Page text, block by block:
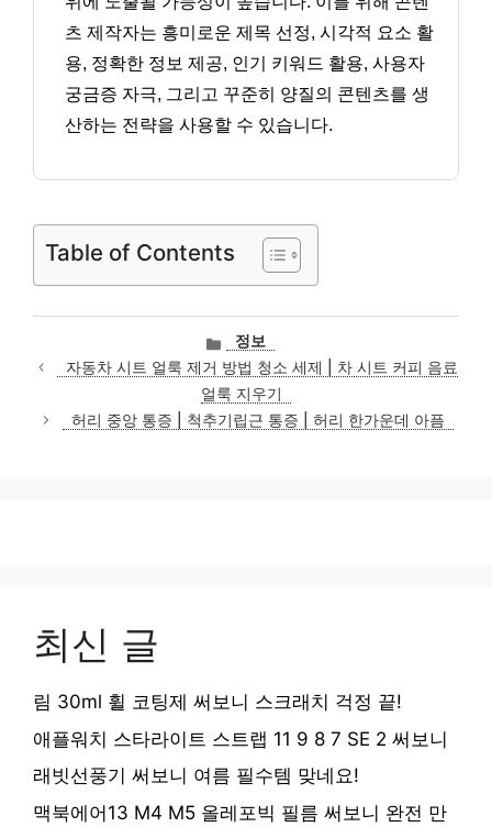
츠 제작자는 흥미로운 제목 선정, 시각적 요소 활
용, 정확한 정보 제공, 인기 키워드 활용, 사용자
궁금증 자극, 그리고 꾸준히 양질의 콘텐츠를 생
산하는 전략을 사용할 수 있습니다.
Table of Contents
카
테
고
리
정보
자동차 시트 얼룩 제거 방법 청소 세제 | 차 시트 커피 음료
얼룩 지우기
허리 중앙 통증 | 척추기립근 통증 | 허리 한가운데 아픔
최신 글
림 30ml 휠 코팅제 써보니 스크래치 걱정 끝!
애플워치 스타라이트 스트랩 11 9 8 7 SE 2 써보니
래빗선풍기 써보니 여름 필수템 맞네요!
맥북에어13 M4 M5 올레포빅 필름 써보니 완전 만